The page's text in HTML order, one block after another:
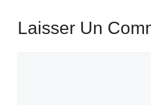
Laisser Un